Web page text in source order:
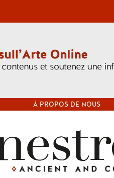
À PROPOS DE NOUS